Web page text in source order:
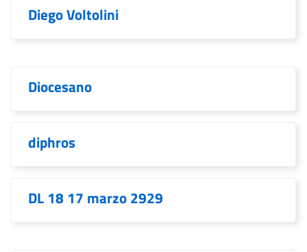
Diego Voltolini
Diocesano
diphros
DL 18 17 marzo 2929